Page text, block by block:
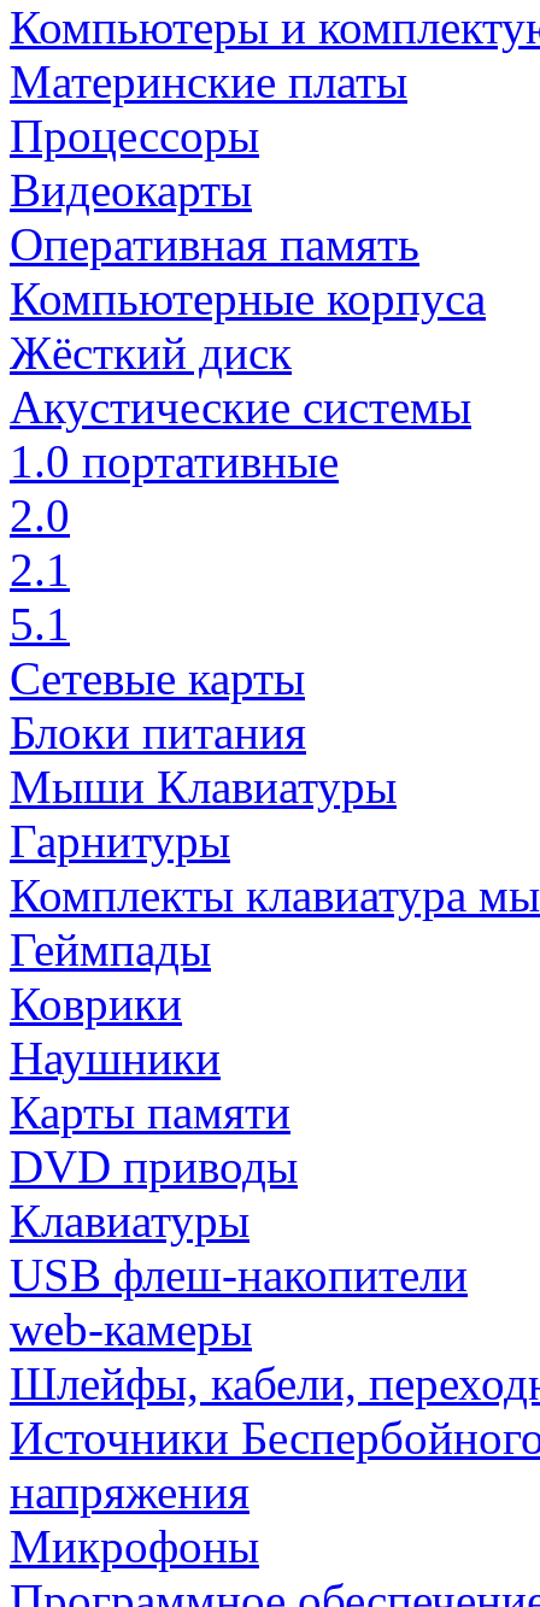
Компьютеры и
Материнские платы
Процессоры
Видеокарты
Оперативная память
Компьютерные корпуса
Жёсткий диск
Акустические системы
1.0 портативные
2.0
2.1
5.1
Сетевые карты
Блоки питания
Мыши Клавиатуры
Гарнитуры
Комплекты клавиатура
Геймпады
Коврики
Наушники
Карты памяти
DVD приводы
Клавиатуры
USB флеш-накопители
web-камеры
Шлейфы, кабели,
Источники
напряжения
Микрофоны